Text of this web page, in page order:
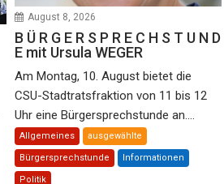
August 8, 2026
B Ü R G E R S P R E C H S T U N D
E mit Ursula WEGER
Am Montag, 10. August bietet die
CSU-Stadtratsfraktion von 11 bis 12
Uhr eine Bürgersprechstunde an....
Allgemeines ausgewählte
Bürgersprechstunde Informationen
Politik